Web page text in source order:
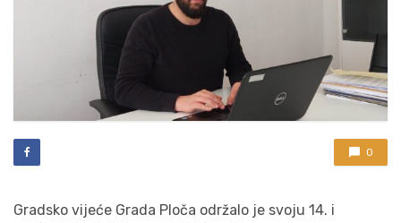
0
Gradsko vijeće Grada Ploča održalo je svoju 14. i